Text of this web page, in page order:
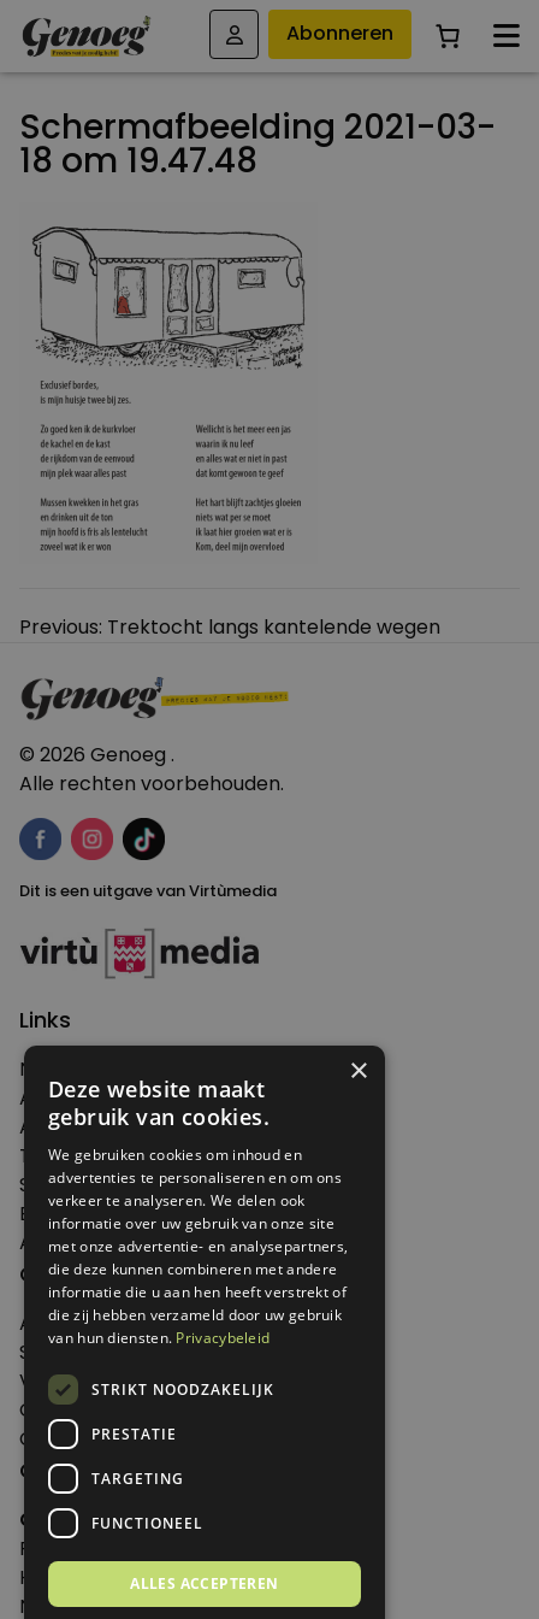
Abonneren
Schermafbeelding 2021-03-
18 om 19.47.48
Bericht
Previous: Trektocht langs kantelende wegen
© 2026 Genoeg .
Alle rechten voorbehouden.
Dit is een uitgave van Virtùmedia
Links
Nieuws
Artikelen
Agenda
Thema's
Shop
Edities
Abonneren
Over Genoeg
Adverteren
Samenwerken
Verkooppunten
Over Genoeg
Contact
Contactgegevens
Genoeg
Postbus 595 - 3700 AN Zeist
Huis ter Heideweg 13 - 3705MA Zeist
Nederland
×
Deze website maakt
gebruik van cookies.
We gebruiken cookies om inhoud en
advertenties te personaliseren en om ons
verkeer te analyseren. We delen ook
informatie over uw gebruik van onze site
met onze advertentie- en analysepartners,
die deze kunnen combineren met andere
informatie die u aan hen heeft verstrekt of
die zij hebben verzameld door uw gebruik
van hun diensten. Privacybeleid
STRIKT NOODZAKELIJK
PRESTATIE
TARGETING
FUNCTIONEEL
ALLES ACCEPTEREN